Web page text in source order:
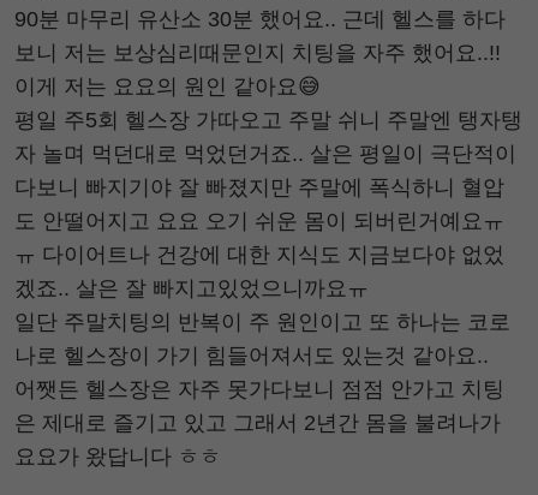
90분 마무리 유산소 30분 했어요.. 근데 헬스를 하다
보니 저는 보상심리때문인지 치팅을 자주 했어요..!!
이게 저는 요요의 원인 같아요😅
평일 주5회 헬스장 가따오고 주말 쉬니 주말엔 탱자탱
자 놀며 먹던대로 먹었던거죠.. 살은 평일이 극단적이
다보니 빠지기야 잘 빠졌지만 주말에 폭식하니 혈압
도 안떨어지고 요요 오기 쉬운 몸이 되버린거예요ㅠ
ㅠ 다이어트나 건강에 대한 지식도 지금보다야 없었
겠죠.. 살은 잘 빠지고있었으니까요ㅠ
일단 주말치팅의 반복이 주 원인이고 또 하나는 코로
나로 헬스장이 가기 힘들어져서도 있는것 같아요..
어쨋든 헬스장은 자주 못가다보니 점점 안가고 치팅
은 제대로 즐기고 있고 그래서 2년간 몸을 불려나가
요요가 왔답니다 ㅎㅎ